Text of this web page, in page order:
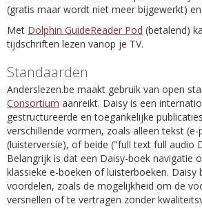
(gratis maar wordt niet meer bijgewerkt) en
Met Dolphin GuideReader Pod (betalend)
tijdschriften lezen vanop je TV.
Standaarden
Anderslezen.be maakt gebruik van open
Consortium aanreikt. Daisy is een
gestructureerde en toegankelijke
verschillende vormen, zoals alleen tekst
(luisterversie), of beide ("full text full audio
Belangrijk is dat een Daisy-boek navigatie
klassieke e-boeken of luisterboeken. Daisy
voordelen, zoals de mogelijkheid om de
versnellen of te vertragen zonder